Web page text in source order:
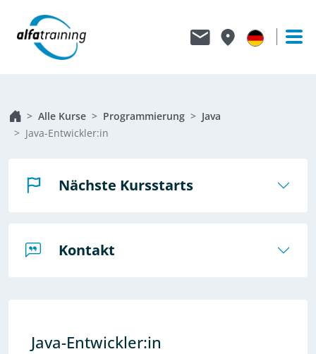
Alle Kurse Programmierung
Java
Java-Entwickler:in
Nächste Kursstarts
Kontakt
Java-Entwickler:in